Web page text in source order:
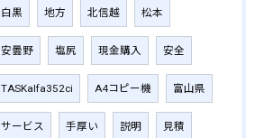
白黒 地方 北信越 松本
安曇野 塩尻 現金購入 安全
TASKalfa352ci A4コピー機 富山県
サービス 手厚い 説明 見積